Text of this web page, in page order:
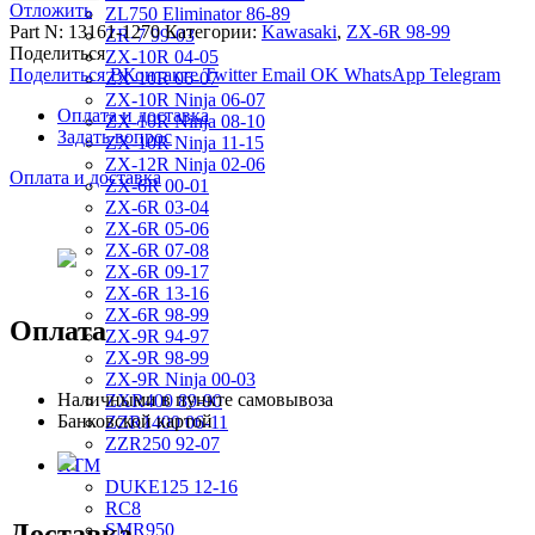
ZL750 Eliminator 86-89
ZR-7 99-03
ZX-10R 04-05
ZX-10R 06-07
ZX-10R Ninja 06-07
ZX-10R Ninja 08-10
ZX-10R Ninja 11-15
ZX-12R Ninja 02-06
ZX-6R 00-01
ZX-6R 03-04
ZX-6R 05-06
ZX-6R 07-08
ZX-6R 09-17
ZX-6R 13-16
ZX-6R 98-99
ZX-9R 94-97
ZX-9R 98-99
ZX-9R Ninja 00-03
ZXR400 89-90
ZZR1400 06-11
ZZR250 92-07
KTM
DUKE125 12-16
RC8
SMR950
Отложить
Part N: 13161-1270 Категории: Kawasaki, ZX-6R 98-99
Поделиться
Поделиться ВКонтакте Twitter Email OK WhatsApp Telegram
Оплата и доставка
Задать вопрос
Оплата и доставка
Оплата
Наличными в пункте самовывоза
Банковской картой